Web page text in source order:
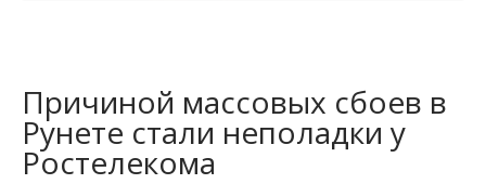
Причиной массовых сбоев в
Рунете стали неполадки у
Ростелекома